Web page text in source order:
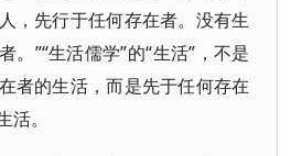
，先行于任何存在者。没有生
。”“生活儒学”的“生活”，不是
者的生活，而是先于任何存在
。